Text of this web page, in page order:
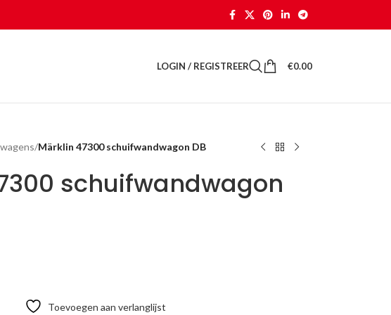
LOGIN / REGISTREER €0.00
/Märklin 47300 schuifwandwagon DB
schuifwandwagon
Toevoegen aan verlanglijst